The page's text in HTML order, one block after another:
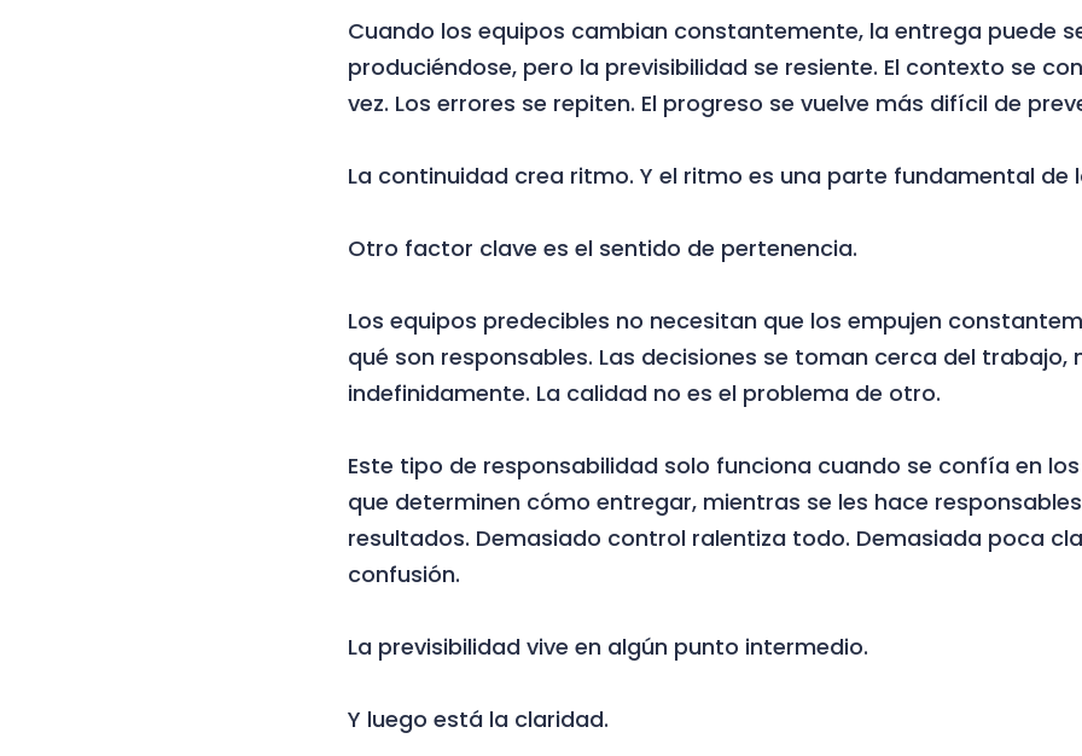
Cuando los equipos cambian constantemente, la entrega puede
produciéndose, pero la previsibilidad se resiente. El contexto se
vez. Los errores se repiten. El progreso se vuelve más difícil de
La continuidad crea ritmo. Y el ritmo es una parte fundamental de
Otro factor clave es el sentido de pertenencia.
Los equipos predecibles no necesitan que los empujen
qué son responsables. Las decisiones se toman cerca del trabajo,
indefinidamente. La calidad no es el problema de otro.
Este tipo de responsabilidad solo funciona cuando se confía en
que determinen cómo entregar, mientras se les hace
resultados. Demasiado control ralentiza todo. Demasiada poca
confusión.
La previsibilidad vive en algún punto intermedio.
Y luego está la claridad.